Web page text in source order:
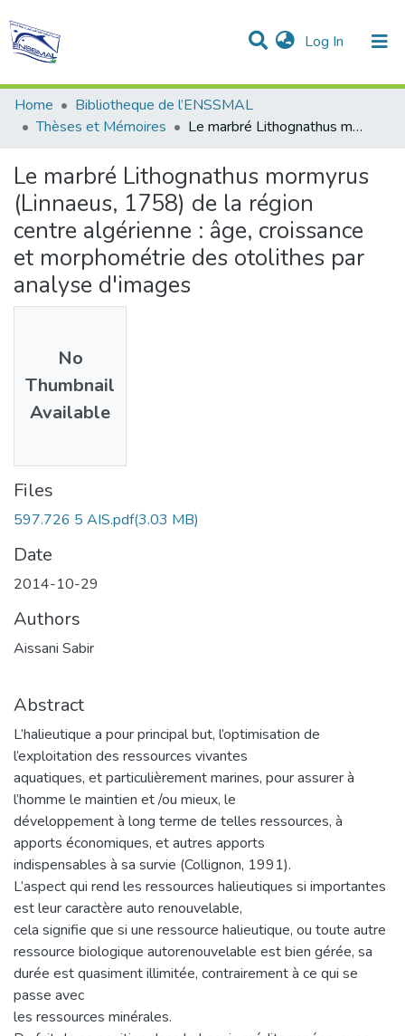
Log In (current)
Communities & Collections
Statistics
All of DSpace
Home
Bibliotheque de l’ENSSMAL
Thèses et Mémoires
Le marbré Lithognathus mormyrus (Linnaeus, 1758) de la région centre algérienne : âge, croissance et morphométrie des otolithes par analyse d'images
Le marbré Lithognathus mormyrus
(Linnaeus, 1758) de la région
centre algérienne : âge, croissance
et morphométrie des otolithes par
analyse d'images
No
Thumbnail
Available
Files
597.726 5 AIS.pdf(3.03 MB)
Date
2014-10-29
Authors
Aissani Sabir
Abstract
L’halieutique a pour principal but, l’optimisation de
l’exploitation des ressources vivantes
aquatiques, et particulièrement marines, pour assurer à
l’homme le maintien et /ou mieux, le
développement à long terme de telles ressources, à
apports économiques, et autres apports
indispensables à sa survie (Collignon, 1991).
L’aspect qui rend les ressources halieutiques si importantes
est leur caractère auto renouvelable,
cela signifie que si une ressource halieutique, ou toute autre
ressource biologique autorenouvelable est bien gérée, sa
durée est quasiment illimitée, contrairement à ce qui se
passe avec
les ressources minérales.